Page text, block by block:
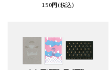
150円(税込)